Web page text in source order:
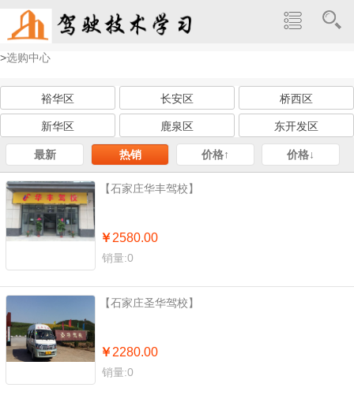
>选购中心
裕华区 长安区 桥西区
新华区 鹿泉区 东开发区
最新 热销 价格↑ 价格↓
【石家庄华丰驾校】
￥2580.00
销量:0
【石家庄圣华驾校】
￥2280.00
销量:0